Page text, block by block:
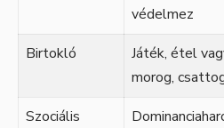
védelmez
Birtokló
Játék, étel
morog,
Szociális